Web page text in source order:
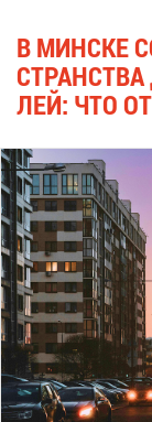
В МИН­СКЕ
ЛЕЙ: ЧТО